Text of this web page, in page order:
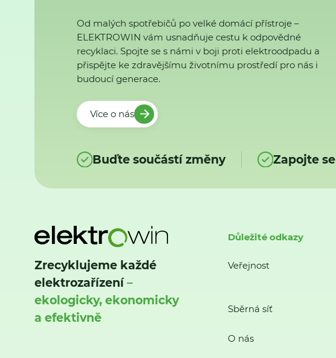
Od malých spotřebičů po velké domácí přístroje –
ELEKTROWIN vám usnadňuje cestu k odpovědné
recyklaci. Spojte se s námi v boji proti elektroodpadu a
přispějte ke zdravějšímu životnímu prostředí pro nás i
budoucí generace.
Více o nás
Buďte součástí změny Zapojte se
Zrecyklujeme každé
elektrozařízení–
ekologicky, ekonomicky
a efektivně
Důležité odkazy
Veřejnost
Sběrná síť
O nás